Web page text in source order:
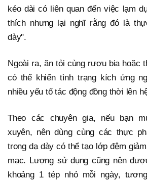
kéo dài có liên quan đến việc lạm
thích nhưng lại nghĩ rằng đó là
dày".
Ngoài ra, ăn tỏi cùng rượu bia hoặc
có thể khiến tình trạng kích ứng
nhiều yếu tố tác động đồng thời lên
Theo các chuyên gia, nếu bạn
xuyên, nên dùng cùng các thực
trong dạ dày có thể tạo lớp đệm
mạc. Lượng sử dụng cũng nên
khoảng 1 tép nhỏ mỗi ngày,